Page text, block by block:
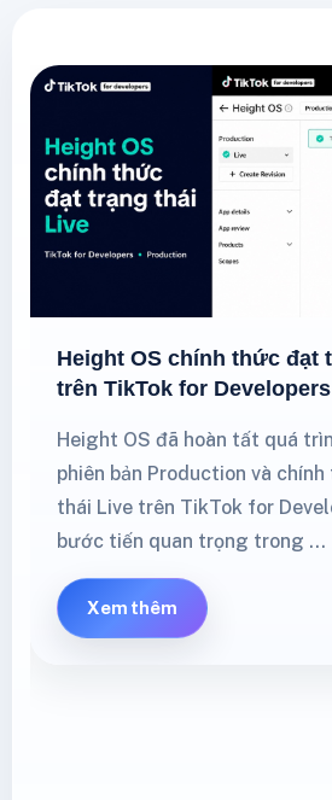
Height OS chính thức đạt
trên TikTok for Developers
Height OS đã hoàn tất quá
phiên bản Production và
thái Live trên TikTok for
bước tiến quan trọng trong …
Xem thêm